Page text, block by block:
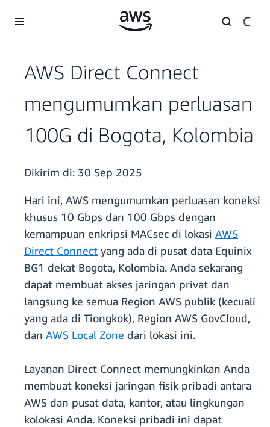
AWS Direct Connect
mengumumkan perluasan
100G di Bogota, Kolombia
Dikirim di: 30 Sep 2025
Hari ini, AWS mengumumkan perluasan koneksi
khusus 10 Gbps dan 100 Gbps dengan
kemampuan enkripsi MACsec di lokasi AWS
Direct Connect yang ada di pusat data Equinix
BG1 dekat Bogota, Kolombia. Anda sekarang
dapat membuat akses jaringan privat dan
langsung ke semua Region AWS publik (kecuali
yang ada di Tiongkok), Region AWS GovCloud,
dan AWS Local Zone dari lokasi ini.
Layanan Direct Connect memungkinkan Anda
membuat koneksi jaringan fisik pribadi antara
AWS dan pusat data, kantor, atau lingkungan
kolokasi Anda. Koneksi pribadi ini dapat